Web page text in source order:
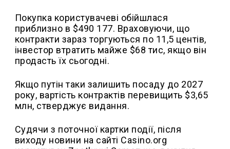
Покупка користувачеві обійшлася
приблизно в $490 177. Враховуючи, що
контракти зараз торгуються по 11,5 центів,
інвестор втратить майже $68 тис, якщо він
продасть їх сьогодні.
Якщо путін таки залишить посаду до 2027
року, вартість контрактів перевищить $3,65
млн, стверджує видання.
Судячи з поточної картки події, після
виходу новини на сайті Casino.org